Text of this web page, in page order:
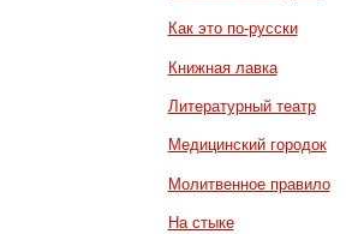
Как это по-русски
Книжная лавка
Литературный театр
Медицинский городок
Молитвенное правило
На стыке